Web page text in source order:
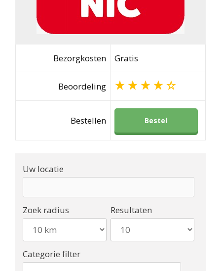
Bezorgkosten Gratis
Beoordeling
Bestellen Bestel
Uw locatie
Zoek radius Resultaten
Categorie filter